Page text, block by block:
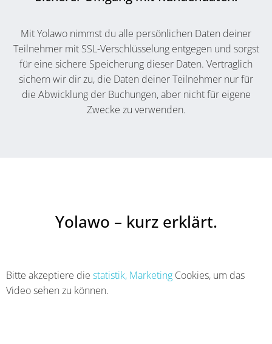
Mit Yolawo nimmst du alle persönlichen Daten deiner
Teilnehmer mit SSL-Verschlüsselung entgegen und sorgst
für eine sichere Speicherung dieser Daten. Vertraglich
sichern wir dir zu, die Daten deiner Teilnehmer nur für
die Abwicklung der Buchungen, aber nicht für eigene
Zwecke zu verwenden.
Yolawo – kurz erklärt.
Bitte akzeptiere die statistik, Marketing Cookies, um das
Video sehen zu können.